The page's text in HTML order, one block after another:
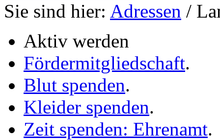
Sie sind hier: Adressen /
Aktiv werden
Fördermitgliedschaft.
Blut spenden.
Kleider spenden.
Zeit spenden: Ehrenamt.